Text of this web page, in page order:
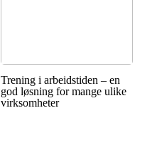
Trening i arbeidstiden – en
god løsning for mange ulike
virksomheter